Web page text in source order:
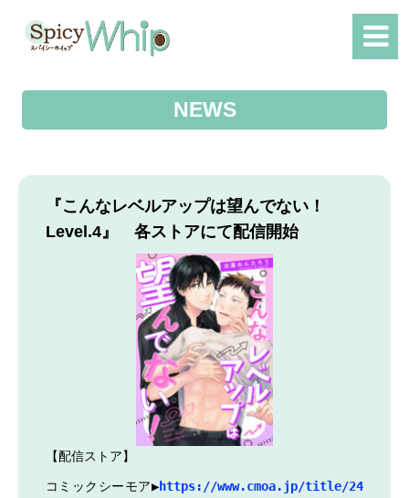
NEWS
『こんなレベルアップは望んでない！
Level.4』 各ストアにて配信開始
【配信ストア】
コミックシーモア▶︎https://www.cmoa.jp/title/24